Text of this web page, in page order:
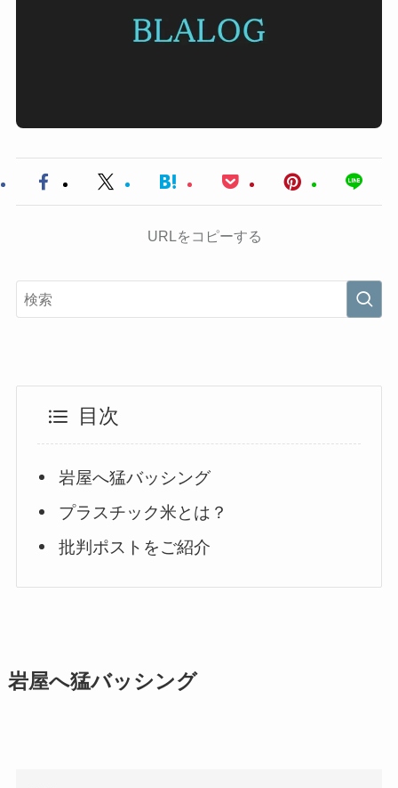
URLをコピーする
目次
岩屋へ猛バッシング
プラスチック米とは？
批判ポストをご紹介
岩屋へ猛バッシング